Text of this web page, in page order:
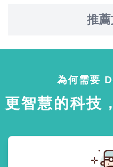
推
為何需要
更智慧的科技